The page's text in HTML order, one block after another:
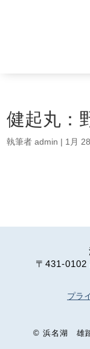
健起丸：
執筆者admin | 1月
〒431-0102
プラ
©浜名湖 雄